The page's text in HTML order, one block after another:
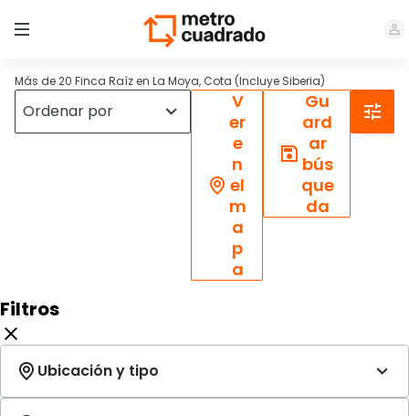
Más de 20 Finca Raíz en La Moya, Cota (Incluye Siberia)
V
er
e
n
el
m
a
p
a
Gu
ard
ar
bús
que
da
Filtros